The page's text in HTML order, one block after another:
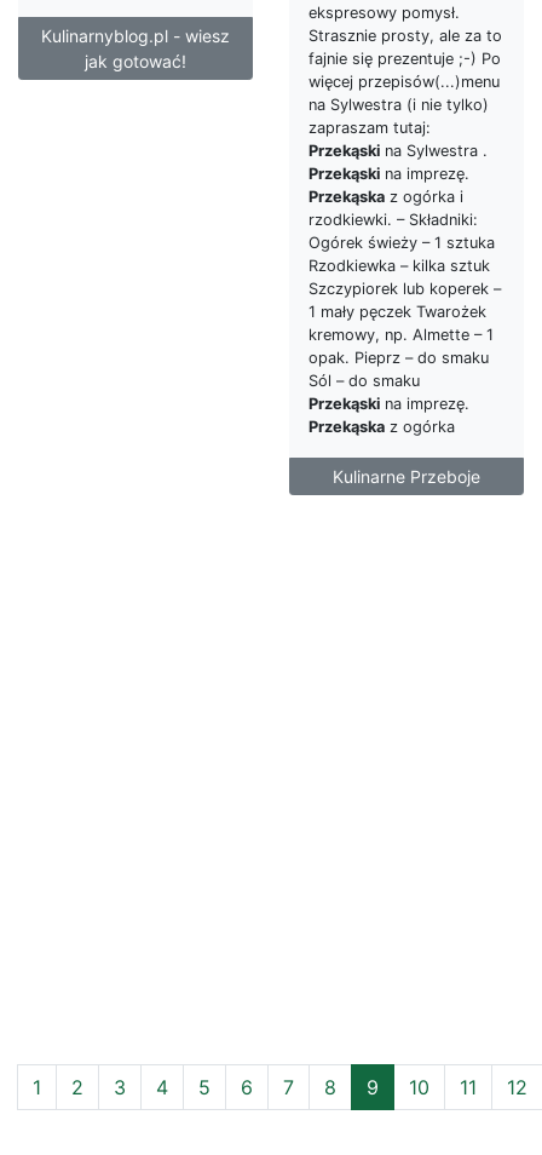
Kulinarnyblog.pl - wiesz
jak gotować!
ekspresowy pomysł.
Strasznie prosty, ale za to
fajnie się prezentuje ;-) Po
więcej przepisów(...)menu
na Sylwestra (i nie tylko)
zapraszam tutaj:
Przekąski na Sylwestra .
Przekąski na imprezę.
Przekąska z ogórka i
rzodkiewki. – Składniki:
Ogórek świeży – 1 sztuka
Rzodkiewka – kilka sztuk
Szczypiorek lub koperek –
1 mały pęczek Twarożek
kremowy, np. Almette – 1
opak. Pieprz – do smaku
Sól – do smaku
Przekąski na imprezę.
Przekąska z ogórka
Kulinarne Przeboje
1 2 3 4 5 6 7 8 9 10 11 12